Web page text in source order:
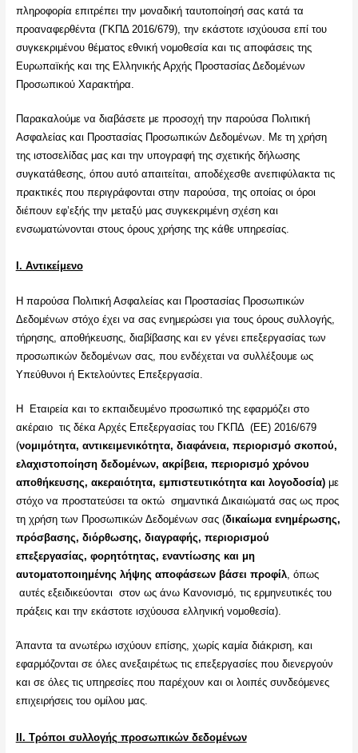
πληροφορία επιτρέπει την μοναδική ταυτοποίησή σας κατά τα
προαναφερθέντα (ΓΚΠΔ 2016/679), την εκάστοτε ισχύουσα επί του
συγκεκριμένου θέματος εθνική νομοθεσία και τις αποφάσεις της
Ευρωπαϊκής και της Ελληνικής Αρχής Προστασίας Δεδομένων
Προσωπικού Χαρακτήρα.
Παρακαλούμε να διαβάσετε με προσοχή την παρούσα Πολιτική
Ασφαλείας και Προστασίας Προσωπικών Δεδομένων. Με τη χρήση
της ιστοσελίδας μας και την υπογραφή της σχετικής δήλωσης
συγκατάθεσης, όπου αυτό απαιτείται, αποδέχεσθε ανεπιφύλακτα τις
πρακτικές που περιγράφονται στην παρούσα, της οποίας οι όροι
διέπουν εφ’εξής την μεταξύ μας συγκεκριμένη σχέση και
ενσωματώνονται στους όρους χρήσης της κάθε υπηρεσίας.
Ι. Αντικείμενο
Η παρούσα Πολιτική Ασφαλείας και Προστασίας Προσωπικών
Δεδομένων στόχο έχει να σας ενημερώσει για τους όρους συλλογής,
τήρησης, αποθήκευσης, διαβίβασης και εν γένει επεξεργασίας των
προσωπικών δεδομένων σας, που ενδέχεται να συλλέξουμε ως
Υπεύθυνοι ή Εκτελούντες Επεξεργασία.
Η Εταιρεία και το εκπαιδευμένο προσωπικό της εφαρμόζει στο
ακέραιο τις δέκα Αρχές Επεξεργασίας του ΓΚΠΔ (ΕΕ) 2016/679
(νομιμότητα, αντικειμενικότητα, διαφάνεια, περιορισμό σκοπού,
ελαχιστοποίηση δεδομένων, ακρίβεια, περιορισμό χρόνου
αποθήκευσης, ακεραιότητα, εμπιστευτικότητα και λογοδοσία)με
στόχο να προστατεύσει τα οκτώ σημαντικά Δικαιώματά σας ως προς
τη χρήση των Προσωπικών Δεδομένων σας (δικαίωμα ενημέρωσης,
πρόσβασης, διόρθωσης, διαγραφής, περιορισμού
επεξεργασίας, φορητότητας, εναντίωσης και μη
αυτοματοποιημένης λήψης αποφάσεων βάσει προφίλ, όπως
αυτές εξειδικεύονται στον ως άνω Κανονισμό, τις ερμηνευτικές του
πράξεις και την εκάστοτε ισχύουσα ελληνική νομοθεσία).
Άπαντα τα ανωτέρω ισχύουν επίσης, χωρίς καμία διάκριση, και
εφαρμόζονται σε όλες ανεξαιρέτως τις επεξεργασίες που διενεργούν
και σε όλες τις υπηρεσίες που παρέχουν και οι λοιπές συνδεόμενες
επιχειρήσεις του ομίλου μας.
ΙΙ. Τρόποι συλλογής προσωπικών δεδομένων